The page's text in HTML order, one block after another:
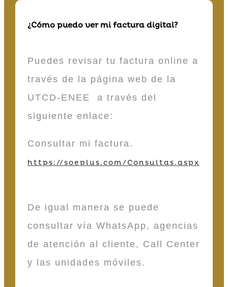
¿Cómo puedo ver mi factura digital?
Puedes revisar tu factura online a
través de la página web de la
UTCD-ENEE a través del
siguiente enlace:
Consultar mi factura.
https://soeplus.com/Consultas.aspx
De igual manera se puede
consultar vía WhatsApp, agencias
de atención al cliente, Call Center
y las unidades móviles.